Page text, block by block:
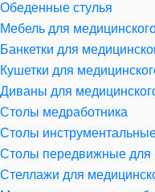
Обеденные стулья
Мебель для
Банкетки для
Кушетки для
Диваны для
Столы медработника
Столы
Столы передвижные для
Стеллажи для